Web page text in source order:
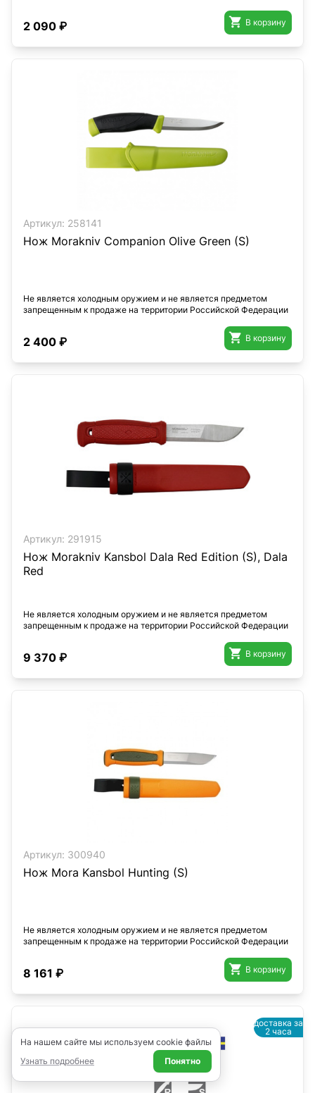
2 090 ₽  В корзину
Артикул: 258141
Нож Morakniv Companion Olive Green (S)
Не является холодным оружием и не является предметом
запрещенным к продаже на территории Российской Федерации
2 400 ₽  В корзину
Артикул: 291915
Нож Morakniv Kansbol Dala Red Edition (S), Dala
Red
Не является холодным оружием и не является предметом
запрещенным к продаже на территории Российской Федерации
9 370 ₽  В корзину
Артикул: 300940
Нож Mora Kansbol Hunting (S)
Не является холодным оружием и не является предметом
запрещенным к продаже на территории Российской Федерации
8 161 ₽  В корзину
доставка за
2 часа
На нашем сайте мы используем cookie файлы
Узнать подробнее
Понятно